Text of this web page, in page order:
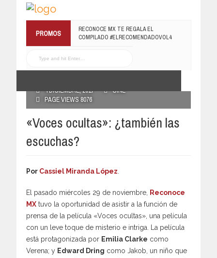
PROMOS
RECONOCE MX TE REGALA EL
COMPILADO #ELRECOMENDADOVOL4
4 DICIEMBRE, 2017
CINE
PAGE VIEWS 8076
«Voces ocultas»: ¿también las
escuchas?
Por Cassiel Miranda López
El pasado miércoles 29 de noviembre,
Reconoce
MX tuvo la oportunidad de asistir a la función de
prensa de la película «Voces ocultas», una película
con un leve toque de misterio e intriga. La película
está protagonizada por Emilia Clarke como
Verena; y Edward Dring como Jakob, un niño que